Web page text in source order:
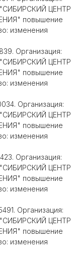
"СИБИРСКИЙ ЦЕНТР
повышение
изменения
Организация:
"СИБИРСКИЙ ЦЕНТР
повышение
изменения
Организация:
"СИБИРСКИЙ ЦЕНТР
повышение
изменения
Организация:
"СИБИРСКИЙ ЦЕНТР
повышение
изменения
Организация:
"СИБИРСКИЙ ЦЕНТР
повышение
изменения